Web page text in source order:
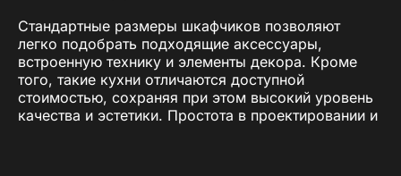
Стандартные размеры шкафчиков позволяют
легко подобрать подходящие аксессуары,
встроенную технику и элементы декора. Кроме
того, такие кухни отличаются доступной
стоимостью, сохраняя при этом высокий уровень
качества и эстетики. Простота в проектировании и